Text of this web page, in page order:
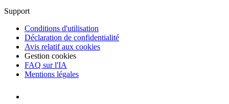
Support
Conditions d'utilisation
Déclaration de confidentialité
Avis relatif aux cookies
Gestion cookies
FAQ sur l'IA
Mentions légales